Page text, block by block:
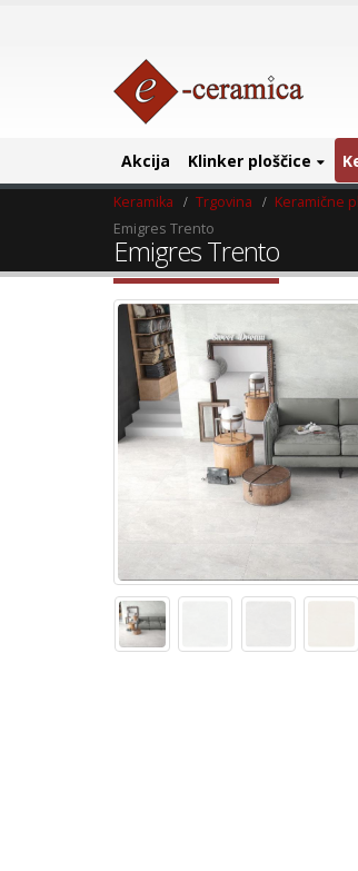
Akcija Klinker ploščice
Keramika Trgovina Keramične
Emigres Trento
Emigres Trento